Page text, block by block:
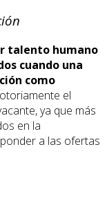
talento humano
cuando una
como
el
ya que más
en la
a las ofertas